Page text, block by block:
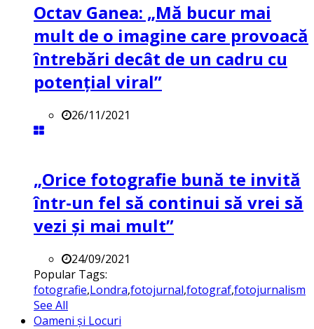
Octav Ganea: „Mă bucur mai
mult de o imagine care provoacă
întrebări decât de un cadru cu
potenţial viral”
26/11/2021
„Orice fotografie bună te invită
într-un fel să continui să vrei să
vezi și mai mult”
24/09/2021
Popular Tags:
fotografie,Londra,fotojurnal,fotograf,fotojurnalism
See All
Oameni și Locuri